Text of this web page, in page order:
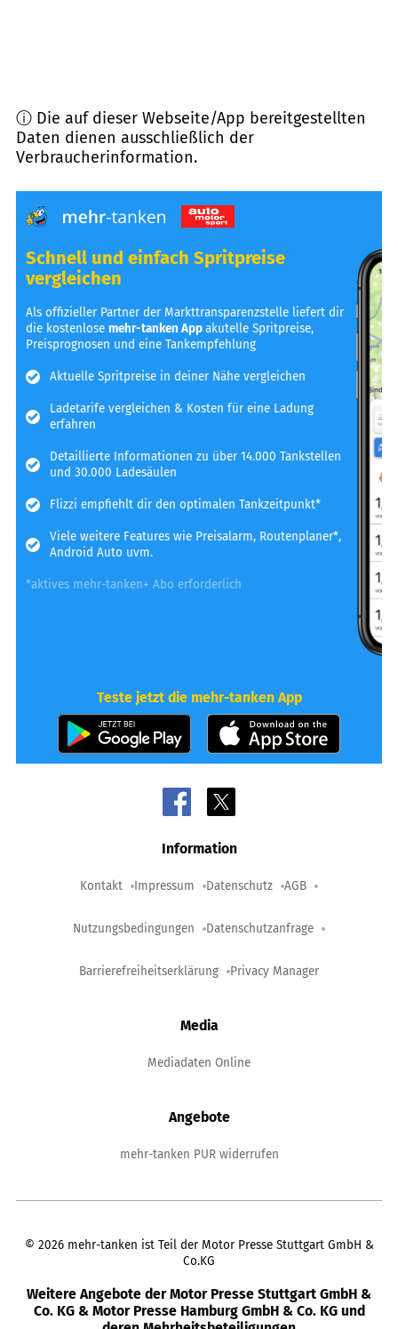
ⓘ Die auf dieser Webseite/App bereitgestellten
Daten dienen ausschließlich der
Verbraucherinformation.
Schnell und einfach Spritpreise
vergleichen
Als offizieller Partner der Markttransparenzstelle liefert dir
die kostenlosemehr-tanken Appakutelle Spritpreise,
Preisprognosen und eine Tankempfehlung
Aktuelle Spritpreise in deiner Nähe vergleichen
Ladetarife vergleichen & Kosten für eine Ladung
erfahren
Detaillierte Informationen zu über 14.000 Tankstellen
und 30.000 Ladesäulen
Flizzi empfiehlt dir den optimalen Tankzeitpunkt*
Viele weitere Features wie Preisalarm, Routenplaner*,
Android Auto uvm.
*aktives mehr-tanken+ Abo erforderlich
Teste jetzt die mehr-tanken App
Information
Kontakt Impressum Datenschutz AGB
Nutzungsbedingungen Datenschutzanfrage
Barrierefreiheitserklärung Privacy Manager
Media
Mediadaten Online
Angebote
mehr-tanken PUR widerrufen
© 2026 mehr-tanken ist Teil der Motor Presse Stuttgart GmbH &
Co.KG
Weitere Angebote der Motor Presse Stuttgart GmbH &
Co. KG & Motor Presse Hamburg GmbH & Co. KG und